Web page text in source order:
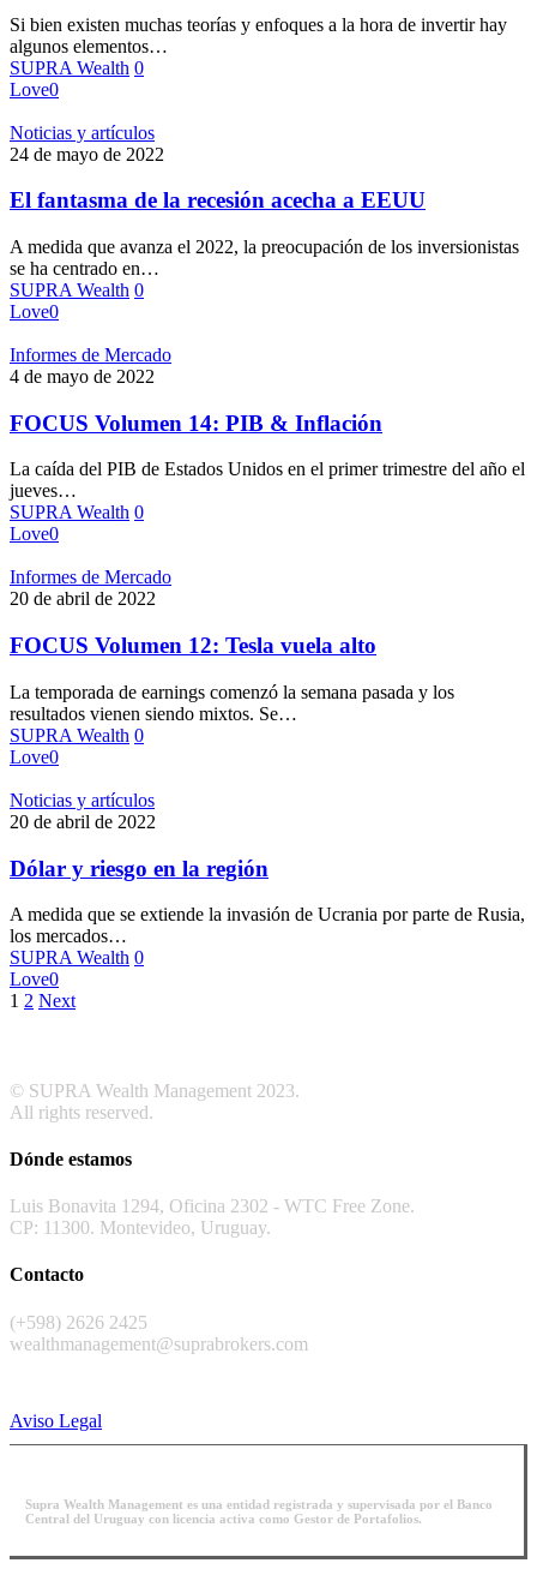
Si bien existen muchas teorías y enfoques a la hora de invertir hay
algunos elementos…
SUPRA Wealth 0
Love0
Noticias y artículos
24 de mayo de 2022
El fantasma de la recesión acecha a EEUU
A medida que avanza el 2022, la preocupación de los inversionistas
se ha centrado en…
SUPRA Wealth 0
Love0
Informes de Mercado
4 de mayo de 2022
FOCUS Volumen 14: PIB & Inflación
La caída del PIB de Estados Unidos en el primer trimestre del año el
jueves…
SUPRA Wealth 0
Love0
Informes de Mercado
20 de abril de 2022
FOCUS Volumen 12: Tesla vuela alto
La temporada de earnings comenzó la semana pasada y los
resultados vienen siendo mixtos. Se…
SUPRA Wealth 0
Love0
Noticias y artículos
20 de abril de 2022
Dólar y riesgo en la región
A medida que se extiende la invasión de Ucrania por parte de Rusia,
los mercados…
SUPRA Wealth 0
Love0
1 2 Next
© SUPRA Wealth Management 2023.
All rights reserved.
Dónde estamos
Luis Bonavita 1294, Oficina 2302 - WTC Free Zone.
CP: 11300. Montevideo, Uruguay.
Contacto
(+598) 2626 2425
wealthmanagement@suprabrokers.com
Aviso Legal
Supra Wealth Management es una entidad registrada y supervisada por el Banco
Central del Uruguay con licencia activa como Gestor de Portafolios.